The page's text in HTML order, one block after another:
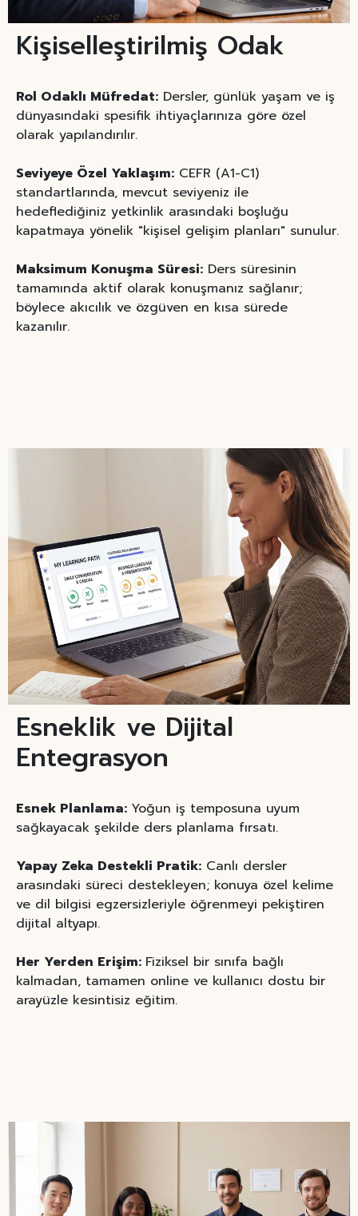
Kişiselleştirilmiş Odak
Rol Odaklı Müfredat: Dersler, günlük yaşam ve iş
dünyasındaki spesifik ihtiyaçlarınıza göre özel
olarak yapılandırılır.
Seviyeye Özel Yaklaşım: CEFR (A1-C1)
standartlarında, mevcut seviyeniz ile
hedeflediğiniz yetkinlik arasındaki boşluğu
kapatmaya yönelik "kişisel gelişim planları" sunulur.
Maksimum Konuşma Süresi: Ders süresinin
tamamında aktif olarak konuşmanız sağlanır;
böylece akıcılık ve özgüven en kısa sürede
kazanılır.
Esneklik ve Dijital
Entegrasyon
Esnek Planlama: Yoğun iş temposuna uyum
sağkayacak şekilde ders planlama fırsatı.
Yapay Zeka Destekli Pratik: Canlı dersler
arasındaki süreci destekleyen; konuya özel kelime
ve dil bilgisi egzersizleriyle öğrenmeyi pekiştiren
dijital altyapı.
Her Yerden Erişim: Fiziksel bir sınıfa bağlı
kalmadan, tamamen online ve kullanıcı dostu bir
arayüzle kesintisiz eğitim.